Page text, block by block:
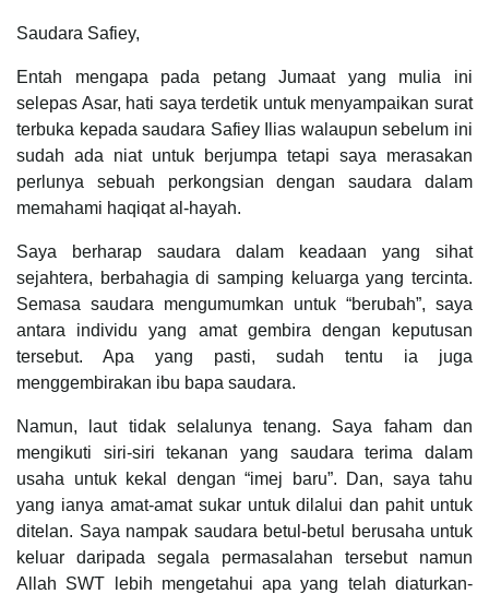
Saudara Safiey,
Entah mengapa pada petang Jumaat yang mulia ini
selepas Asar, hati saya terdetik untuk menyampaikan surat
terbuka kepada saudara Safiey Ilias walaupun sebelum ini
sudah ada niat untuk berjumpa tetapi saya merasakan
perlunya sebuah perkongsian dengan saudara dalam
memahami haqiqat al-hayah.
Saya berharap saudara dalam keadaan yang sihat
sejahtera, berbahagia di samping keluarga yang tercinta.
Semasa saudara mengumumkan untuk “berubah”, saya
antara individu yang amat gembira dengan keputusan
tersebut. Apa yang pasti, sudah tentu ia juga
menggembirakan ibu bapa saudara.
Namun, laut tidak selalunya tenang. Saya faham dan
mengikuti siri-siri tekanan yang saudara terima dalam
usaha untuk kekal dengan “imej baru”. Dan, saya tahu
yang ianya amat-amat sukar untuk dilalui dan pahit untuk
ditelan. Saya nampak saudara betul-betul berusaha untuk
keluar daripada segala permasalahan tersebut namun
Allah SWT lebih mengetahui apa yang telah diaturkan-